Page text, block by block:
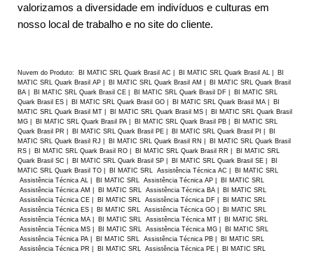
valorizamos a diversidade em indivíduos e culturas em
nosso local de trabalho e no site do cliente.
Nuvem do Produto: BI MATIC SRL Quark Brasil AC | BI MATIC SRL Quark Brasil AL | BI
MATIC SRL Quark Brasil AP | BI MATIC SRL Quark Brasil AM | BI MATIC SRL Quark Brasil
BA | BI MATIC SRL Quark Brasil CE | BI MATIC SRL Quark Brasil DF | BI MATIC SRL
Quark Brasil ES | BI MATIC SRL Quark Brasil GO | BI MATIC SRL Quark Brasil MA | BI
MATIC SRL Quark Brasil MT | BI MATIC SRL Quark Brasil MS | BI MATIC SRL Quark Brasil
MG | BI MATIC SRL Quark Brasil PA | BI MATIC SRL Quark Brasil PB | BI MATIC SRL
Quark Brasil PR | BI MATIC SRL Quark Brasil PE | BI MATIC SRL Quark Brasil PI | BI
MATIC SRL Quark Brasil RJ | BI MATIC SRL Quark Brasil RN | BI MATIC SRL Quark Brasil
RS | BI MATIC SRL Quark Brasil RO | BI MATIC SRL Quark Brasil RR | BI MATIC SRL
Quark Brasil SC | BI MATIC SRL Quark Brasil SP | BI MATIC SRL Quark Brasil SE | BI
MATIC SRL Quark Brasil TO | BI MATIC SRL Assistência Técnica AC | BI MATIC SRL
Assistência Técnica AL | BI MATIC SRL Assistência Técnica AP | BI MATIC SRL
Assistência Técnica AM | BI MATIC SRL Assistência Técnica BA | BI MATIC SRL
Assistência Técnica CE | BI MATIC SRL Assistência Técnica DF | BI MATIC SRL
Assistência Técnica ES | BI MATIC SRL Assistência Técnica GO | BI MATIC SRL
Assistência Técnica MA | BI MATIC SRL Assistência Técnica MT | BI MATIC SRL
Assistência Técnica MS | BI MATIC SRL Assistência Técnica MG | BI MATIC SRL
Assistência Técnica PA | BI MATIC SRL Assistência Técnica PB | BI MATIC SRL
Assistência Técnica PR | BI MATIC SRL Assistência Técnica PE | BI MATIC SRL